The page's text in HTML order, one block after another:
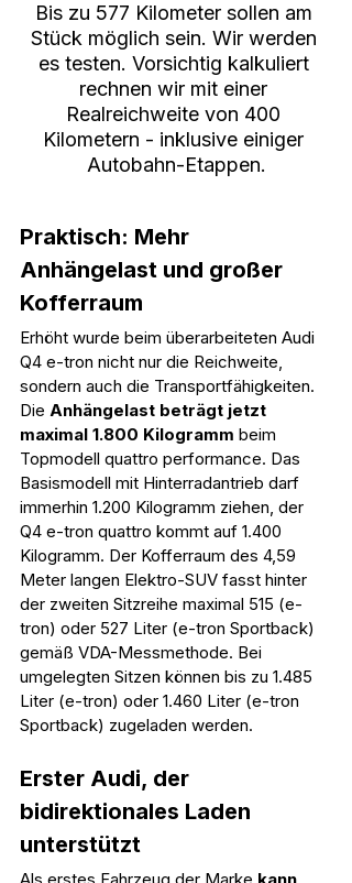
Bis zu 577 Kilometer sollen am
Stück möglich sein. Wir werden
es testen. Vorsichtig kalkuliert
rechnen wir mit einer
Realreichweite von 400
Kilometern - inklusive einiger
Autobahn-Etappen.
Praktisch: Mehr
Anhängelast und großer
Kofferraum
Erhöht wurde beim überarbeiteten Audi
Q4 e-tron nicht nur die Reichweite,
sondern auch die Transportfähigkeiten.
Die Anhängelast beträgt jetzt
maximal 1.800 Kilogramm beim
Topmodell quattro performance. Das
Basismodell mit Hinterradantrieb darf
immerhin 1.200 Kilogramm ziehen, der
Q4 e-tron quattro kommt auf 1.400
Kilogramm. Der Kofferraum des 4,59
Meter langen Elektro-SUV fasst hinter
der zweiten Sitzreihe maximal 515 (e-
tron) oder 527 Liter (e-tron Sportback)
gemäß VDA-Messmethode. Bei
umgelegten Sitzen können bis zu 1.485
Liter (e-tron) oder 1.460 Liter (e-tron
Sportback) zugeladen werden.
Erster Audi, der
bidirektionales Laden
unterstützt